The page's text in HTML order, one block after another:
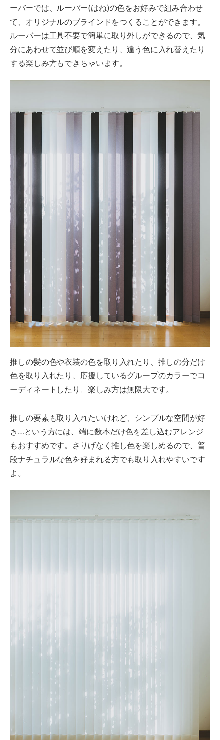
ーバーでは、ルーバー(はね)の色をお好みで組み合わせ
て、オリジナルのブラインドをつくることができます。
ルーバーは工具不要で簡単に取り外しができるので、気
分にあわせて並び順を変えたり、違う色に入れ替えたり
する楽しみ方もできちゃいます。
推しの髪の色や衣装の色を取り入れたり、推しの分だけ
色を取り入れたり、応援しているグループのカラーでコ
ーディネートしたり、楽しみ方は無限大です。
推しの要素も取り入れたいけれど、シンプルな空間が好
き…という方には、端に数本だけ色を差し込むアレンジ
もおすすめです。さりげなく推し色を楽しめるので、普
段ナチュラルな色を好まれる方でも取り入れやすいです
よ。